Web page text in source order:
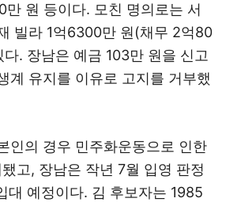
원 등이다. 모친 명의로는 서
빌라 1억6300만 원(채무 2억80
. 장남은 예금 103만 원을 신고
계 유지를 이유로 고지를 거부했
인의 경우 민주화운동으로 인한
고, 장남은 작년 7월 입영 판정
대 예정이다. 김 후보자는 1985